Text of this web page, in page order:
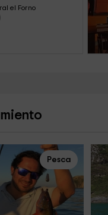
el Forno
Pesca